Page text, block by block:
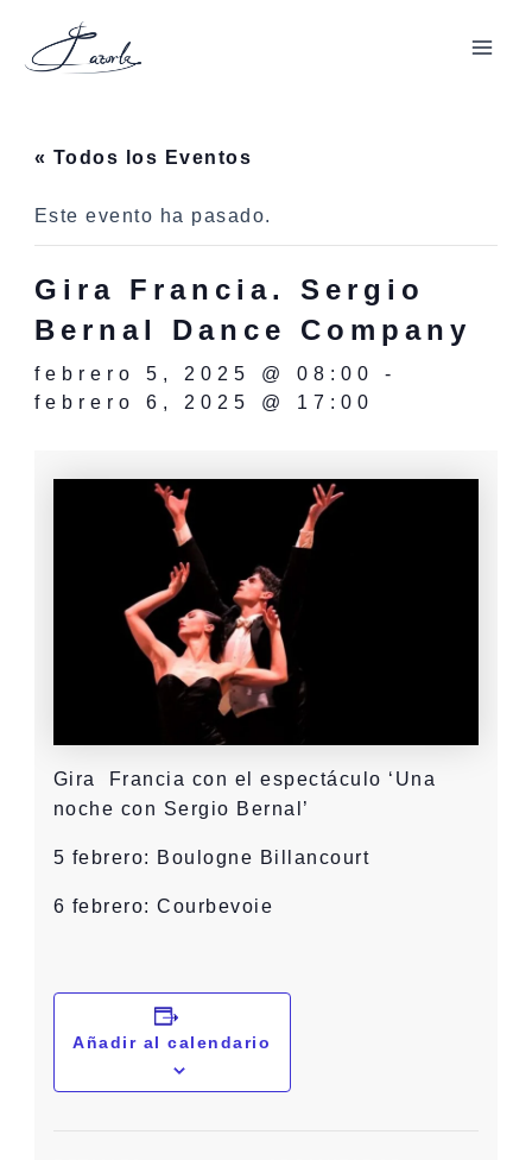
contenido
« Todos los Eventos
Este evento ha pasado.
Gira Francia. Sergio
Bernal Dance Company
febrero 5, 2025 @ 08:00
-
febrero 6, 2025 @ 17:00
Gira Francia con el espectáculo ‘Una
noche con Sergio Bernal’
5 febrero: Boulogne Billancourt
6 febrero: Courbevoie
Añadir al calendario